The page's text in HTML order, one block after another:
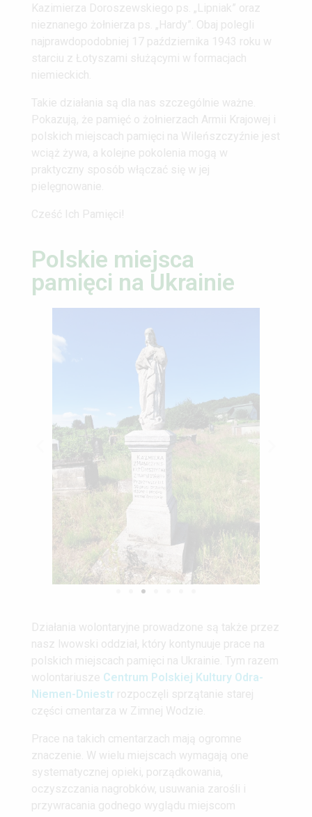
Kazimierza Doroszewskiego ps. „Lipniak” oraz
nieznanego żołnierza ps. „Hardy”. Obaj polegli
najprawdopodobniej 17 października 1943 roku w
starciu z Łotyszami służącymi w formacjach
niemieckich.
Takie działania są dla nas szczególnie ważne.
Pokazują, że pamięć o żołnierzach Armii Krajowej i
polskich miejscach pamięci na Wileńszczyźnie jest
wciąż żywa, a kolejne pokolenia mogą w
praktyczny sposób włączać się w jej
pielęgnowanie.
Cześć Ich Pamięci!
Polskie miejsca
pamięci na Ukrainie
Działania wolontaryjne prowadzone są także przez
nasz lwowski oddział, który kontynuuje prace na
polskich miejscach pamięci na Ukrainie. Tym razem
wolontariusze Centrum Polskiej Kultury Odra-
Niemen-Dniestr rozpoczęli sprzątanie starej
części cmentarza w Zimnej Wodzie.
Prace na takich cmentarzach mają ogromne
znaczenie. W wielu miejscach wymagają one
systematycznej opieki, porządkowania,
oczyszczania nagrobków, usuwania zarośli i
przywracania godnego wyglądu miejscom